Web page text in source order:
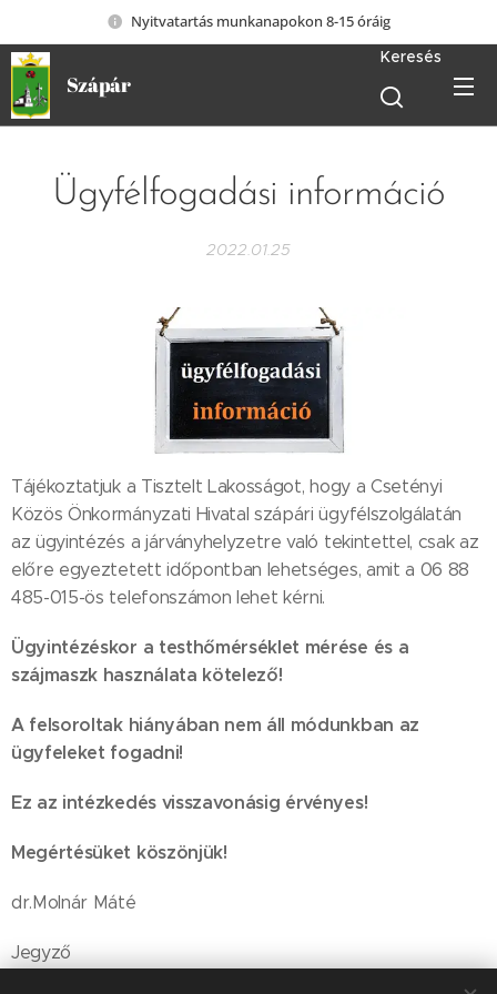
Nyitvatartás munkanapokon 8-15 óráig
Szápár
Keresés
Ügyfélfogadási információ
2022.01.25
Tájékoztatjuk a Tisztelt Lakosságot, hogy a Csetényi
Közös Önkormányzati Hivatal szápári ügyfélszolgálatán
az ügyintézés a járványhelyzetre való tekintettel, csak az
előre egyeztetett időpontban lehetséges, amit a 06 88
485-015-ös telefonszámon lehet kérni.
Ügyintézéskor a testhőmérséklet mérése és a
szájmaszk használata kötelező!
A felsoroltak hiányában nem áll módunkban az
ügyfeleket fogadni!
Ez az intézkedés visszavonásig érvényes!
Megértésüket köszönjük!
dr.Molnár Máté
Jegyző